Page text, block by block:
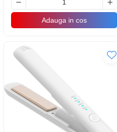
Adauga in cos